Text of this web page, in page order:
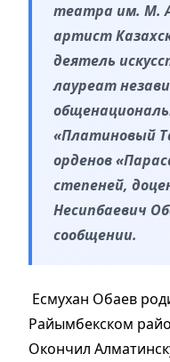
театра им. М.
артист
деятель
лауреат
«Платиновый
орденов
степеней,
Несипбаевич
сообщении.
Есмухан Обаев
Райымбекском
Окончил